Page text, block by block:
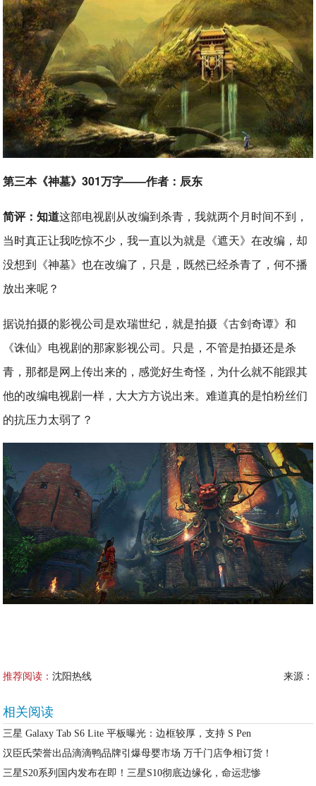
第三本《神墓》301万字——作者：辰东
简评：知道这部电视剧从改编到杀青，我就两个月时间不到，
当时真正让我吃惊不少，我一直以为就是《遮天》在改编，却
没想到《神墓》也在改编了，只是，既然已经杀青了，何不播
放出来呢？
据说拍摄的影视公司是欢瑞世纪，就是拍摄《古剑奇谭》和
《诛仙》电视剧的那家影视公司。只是，不管是拍摄还是杀
青，那都是网上传出来的，感觉好生奇怪，为什么就不能跟其
他的改编电视剧一样，大大方方说出来。难道真的是怕粉丝们
的抗压力太弱了？
推荐阅读：沈阳热线 来源：
相关阅读
三星 Galaxy Tab S6 Lite 平板曝光：边框较厚，支持 S Pen
汉臣氏荣誉出品滴滴鸭品牌引爆母婴市场 万千门店争相订货！
三星S20系列国内发布在即！三星S10彻底边缘化，命运悲惨